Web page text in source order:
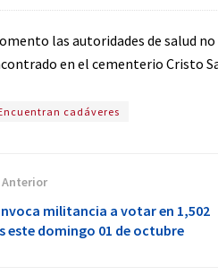
las autoridades de salud
en el cementerio Cristo
cadáveres
militancia a votar en 1,502
este domingo 01 de octubre